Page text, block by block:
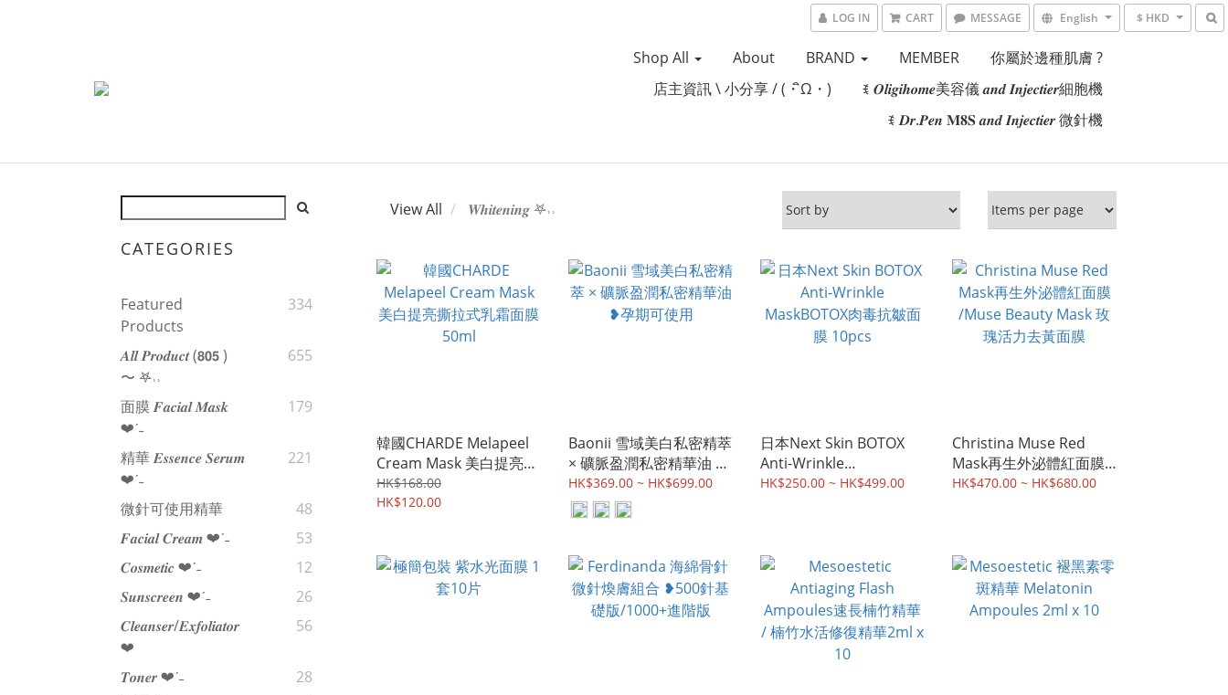
LOG IN CART MESSAGE English $ HKD
Shop All About BRAND MEMBER
你屬於邊種肌膚 ?
店主資訊 \ 小分享 / (・ิω・)
ꉂ 𝑶𝒍𝒊𝒈𝒊𝒉𝒐𝒎𝒆美容儀 𝒂𝒏𝒅 𝑰𝒏𝒋𝒆𝒄𝒕𝒊𝒆𝒓細胞機
ꉂ 𝑫𝒓.𝑷𝒆𝒏 𝐌𝟖𝐒 𝒂𝒏𝒅 𝑰𝒏𝒋𝒆𝒄𝒕𝒊𝒆𝒓 微針機
CATEGORIES
Featured
Products
334
𝑨𝒍𝒍 𝑷𝒓𝒐𝒅𝒖𝒄𝒕 (𝟴𝟬𝟱 )
〜 𖤐˒˒‪‪
655
面膜 𝑭𝒂𝒄𝒊𝒂𝒍 𝑴𝒂𝒔𝒌
❤︎‬ˊ‪‪˗
179
精華 𝑬𝒔𝒔𝒆𝒏𝒄𝒆 𝑺𝒆𝒓𝒖𝒎
❤︎‬ˊ‪‪˗
221
微針可使用精華
48
𝑭𝒂𝒄𝒊𝒂𝒍 𝑪𝒓𝒆𝒂𝒎 ❤︎‬ˊ‪‪˗
53
𝑪𝒐𝒔𝒎𝒆𝒕𝒊𝒄 ❤︎‬ˊ‪‪˗
12
𝑺𝒖𝒏𝒔𝒄𝒓𝒆𝒆𝒏 ❤︎‬ˊ‪‪˗
26
𝑪𝒍𝒆𝒂𝒏𝒔𝒆𝒓/𝑬𝒙𝒇𝒐𝒍𝒊𝒂𝒕𝒐𝒓
❤︎‬
56
𝑻𝒐𝒏𝒆𝒓 ❤︎‬ˊ‪‪˗
28
View All 𝑾𝒉𝒊𝒕𝒆𝒏𝒊𝒏𝒈 𖤐˒˒‪‪
韓國CHARDE Melapeel
Cream Mask 美白提亮撕
拉式乳霜面膜 50ml
HK$168.00
HK$120.00
Baonii 雪域美白私密精萃
× 礦脈盈潤私密精華油 ❥
孕期可使用
HK$369.00 ~ HK$699.00
日本Next Skin BOTOX
Anti-Wrinkle
MaskBOTOX肉毒抗皺面
HK$250.00 ~ HK$499.00
Christina Muse Red
Mask再生外泌體紅面膜
/Muse Beauty Mask 玫
HK$470.00 ~ HK$680.00